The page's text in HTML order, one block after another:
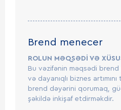
Brend menecer
ROLUN MƏQSƏDİ VƏ
Bu vəzifənin məqsədi
və dayanıqlı biznes
brend dəyərini qorumaq,
şəkildə inkişaf etdirməkdir.